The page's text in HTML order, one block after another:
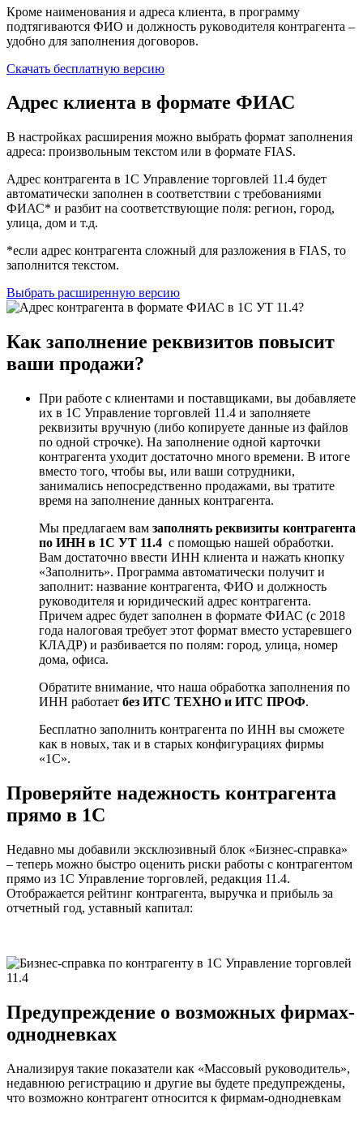
Кроме наименования и адреса клиента, в программу
подтягиваются ФИО и должность руководителя контрагента –
удобно для заполнения договоров.
Скачать бесплатную версию
Адрес клиента в формате ФИАС
В настройках расширения можно выбрать формат заполнения
адреса: произвольным текстом или в формате FIAS.
Адрес контрагента в 1С Управление торговлей 11.4 будет
автоматически заполнен в соответствии с требованиями
ФИАС* и разбит на соответствующие поля: регион, город,
улица, дом и т.д.
*если адрес контрагента сложный для разложения в FIAS, то
заполнится текстом.
Выбрать расширенную версию
Как заполнение реквизитов повысит
ваши продажи?
При работе с клиентами и поставщиками, вы добавляете
их в 1С Управление торговлей 11.4 и заполняете
реквизиты вручную (либо копируете данные из файлов
по одной строчке). На заполнение одной карточки
контрагента уходит достаточно много времени. В итоге
вместо того, чтобы вы, или ваши сотрудники,
занимались непосредственно продажами, вы тратите
время на заполнение данных контрагента.
Мы предлагаем вам заполнять реквизиты контрагента
по ИНН в 1С УТ 11.4 с помощью нашей обработки.
Вам достаточно ввести ИНН клиента и нажать кнопку
«Заполнить». Программа автоматически получит и
заполнит: название контрагента, ФИО и должность
руководителя и юридический адрес контрагента.
Причем адрес будет заполнен в формате ФИАС (с 2018
года налоговая требует этот формат вместо устаревшего
КЛАДР) и разбивается по полям: город, улица, номер
дома, офиса.
Обратите внимание, что наша обработка заполнения по
ИНН работает без ИТС ТЕХНО и ИТС ПРОФ.
Бесплатно заполнить контрагента по ИНН вы сможете
как в новых, так и в старых конфигурациях фирмы
«1С».
Проверяйте надежность контрагента
прямо в 1С
Недавно мы добавили эксклюзивный блок «Бизнес-справка»
– теперь можно быстро оценить риски работы с контрагентом
прямо из 1С Управление торговлей, редакция 11.4.
Отображается рейтинг контрагента, выручка и прибыль за
отчетный год, уставный капитал:
Предупреждение о возможных фирмах-
однодневках
Анализируя такие показатели как «Массовый руководитель»,
недавнюю регистрацию и другие вы будете предупреждены,
что возможно контрагент относится к фирмам-однодневкам